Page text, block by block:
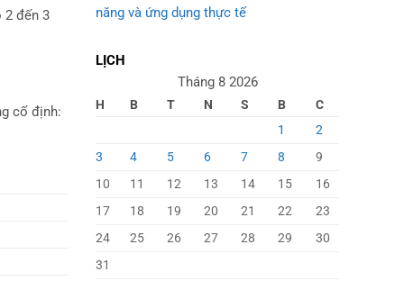
2 đến 3
cố định:
năng và ứng dụng thực tế
LỊCH
Tháng 8 2026
H B T N S B
C
1
2
3
4 5 6 7 8
9
10
11 12 13 14 15
16
17
18 19 20 21 22
23
24
25 26 27 28 29
30
31